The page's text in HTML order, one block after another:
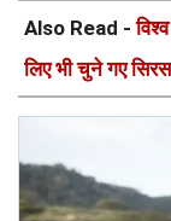
Also Read -
लिए भी चुने गए